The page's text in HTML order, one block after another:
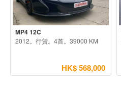
MP4 12C
2012。行貨。4首。39000 KM
HK$ 568,000